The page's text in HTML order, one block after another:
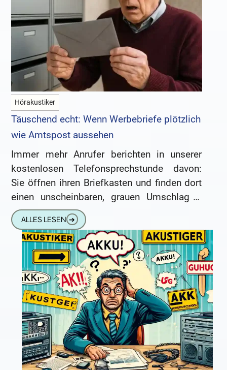
Hörakustiker
Täuschend echt: Wenn Werbebriefe plötzlich
wie Amtspost aussehen
Immer mehr Anrufer berichten in unserer
kostenlosen Telefonsprechstunde davon:
Sie öffnen ihren Briefkasten und finden dort
einen unscheinbaren, grauen Umschlag –
ohne Werbeaufdruck, ohne Logo, nur mit
einem schlichten Adressfeld
ALLES LESEN ➔